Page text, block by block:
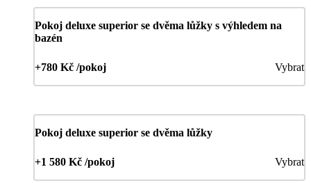
Pokoj deluxe superior se dvěma lůžky s výhledem na
bazén
+780 Kč /pokoj Vybrat
Pokoj deluxe superior se dvěma lůžky
+1 580 Kč /pokoj Vybrat